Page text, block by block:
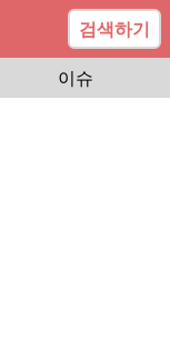
검색하기
이슈